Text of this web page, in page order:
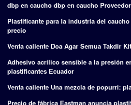
dbp en caucho dbp en caucho
Plastificante para la industria del
precio
Venta caliente Doa Agar Semua Takdir
Adhesivo acrílico sensible a la presión
plastificantes Ecuador
Venta caliente Una mezcla de popurrí:
Precio de fábrica Eastman anuncia